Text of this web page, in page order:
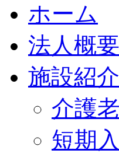
ホーム
法人概要
施設紹介
介護
短期